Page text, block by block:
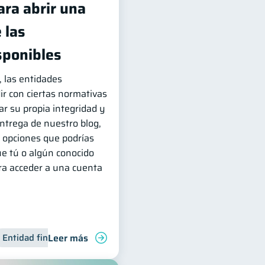
abrir una
las
las entidades
con ciertas normativas
su propia integridad y
de nuestro blog,
que podrías
tú o algún conocido
acceder a una cuenta
Entidad financiera
Leer más